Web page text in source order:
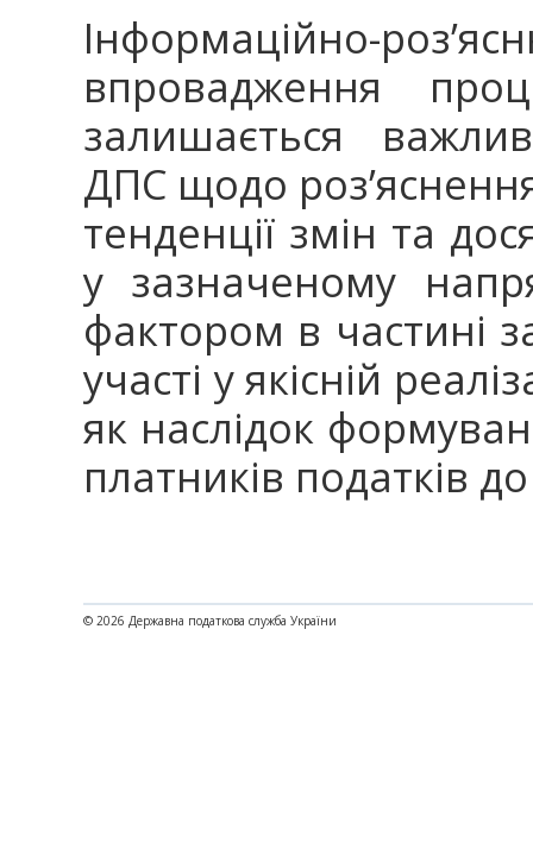
Інформаційно-
впровадження
залишається
ДПС щодо
тенденції змін та
у зазначеному
фактором в частині
участі у якісній
як наслідок
платників податків
© 2026 Державна податкова служба України